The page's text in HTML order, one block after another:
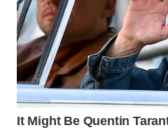
WAHANA
SPORT
WAHANA
UMKM
WAHANA